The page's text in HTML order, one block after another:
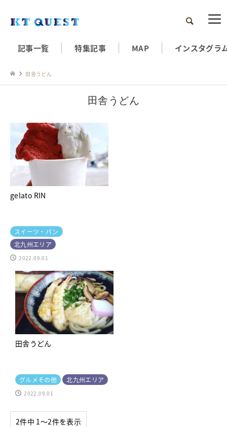
検索
記事一覧 特集記事 MAP インスタグラ
田舎うどん
田舎うどん
gelato RIN
スイーツ・パン
北九州エリア
2022.09.01
田舎うどん
グルメその他 北九州エリア
2022.09.01
2件中 1〜2件を表示